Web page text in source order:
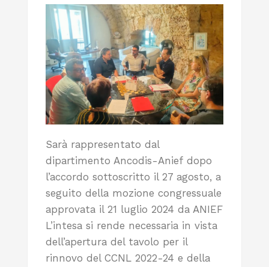
Sarà rappresentato dal
dipartimento Ancodis-Anief dopo
l’accordo sottoscritto il 27 agosto, a
seguito della mozione congressuale
approvata il 21 luglio 2024 da ANIEF
L’intesa si rende necessaria in vista
dell’apertura del tavolo per il
rinnovo del CCNL 2022-24 e della